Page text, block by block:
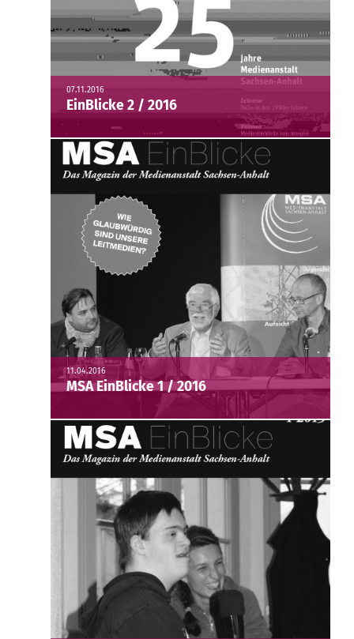
07.11.2016
EinBlicke 2 / 2016
11.04.2016
MSA EinBlicke 1 / 2016